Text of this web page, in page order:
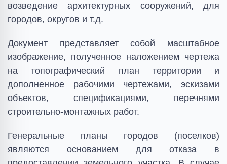
возведение архитектурных сооружений, для
городов, округов и т.д.
Документ представляет собой масштабное
изображение, полученное наложением чертежа
на топографический план территории и
дополненное рабочими чертежами, эскизами
объектов, спецификациями, перечнями
строительно-монтажных работ.
Генеральные планы городов (поселков)
являются основанием для отказа в